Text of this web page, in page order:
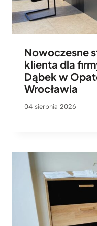
Nowoczesne
klienta dla
Dąbek w
Wrocławia
04 sierpnia 2026